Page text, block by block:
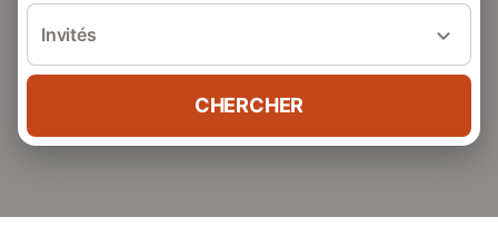
Invités
CHERCHER